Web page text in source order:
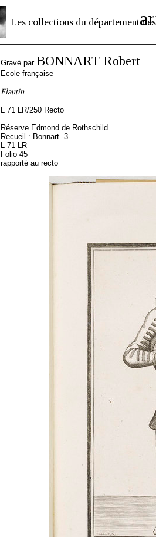
Les collections du département des
Gravé par BONNART Robert
Ecole française
Flautin
L 71 LR/250 Recto
Réserve Edmond de Rothschild
Recueil : Bonnart -3-
L 71 LR
Folio 45
rapporté au recto